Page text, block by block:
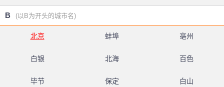
B (以B为开头的城市名)
北京 蚌埠 亳州
白银 北海 百色
毕节 保定 白山